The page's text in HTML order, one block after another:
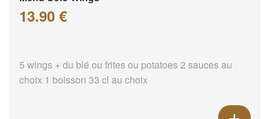
13.90 €
5 wings + du blé ou frites ou potatoes 2 sauces au
choix 1 boisson 33 cl au choix